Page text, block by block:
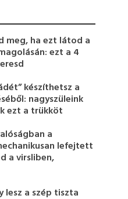
meg, ha ezt látod a
ezt a 4
készíthetsz a
nagyszüleink
ezt a trükköt
a
lefejtett
a virsliben,
lesz a szép tiszta